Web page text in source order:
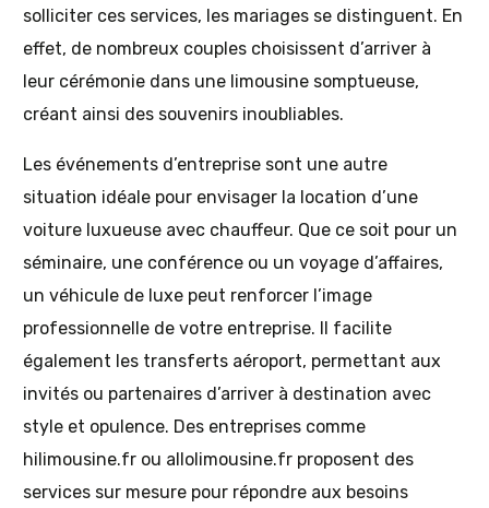
solliciter ces services, les mariages se distinguent. En
effet, de nombreux couples choisissent d’arriver à
leur cérémonie dans une limousine somptueuse,
créant ainsi des souvenirs inoubliables.
Les événements d’entreprise sont une autre
situation idéale pour envisager la location d’une
voiture luxueuse avec chauffeur. Que ce soit pour un
séminaire, une conférence ou un voyage d’affaires,
un véhicule de luxe peut renforcer l’image
professionnelle de votre entreprise. Il facilite
également les transferts aéroport, permettant aux
invités ou partenaires d’arriver à destination avec
style et opulence. Des entreprises comme
hilimousine.fr ou allolimousine.fr proposent des
services sur mesure pour répondre aux besoins